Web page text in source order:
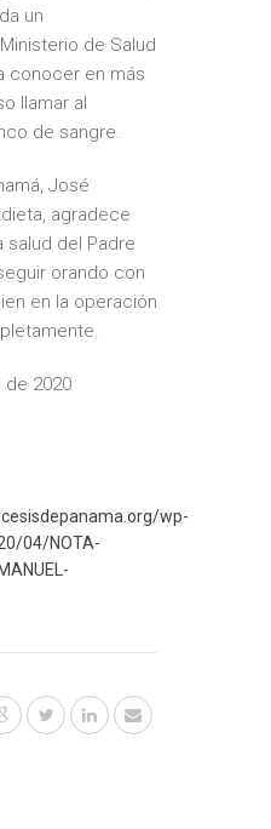
un
de Salud
conocer en más
llamar al
de sangre.
José
agradece
salud del Padre
orando con
en la operación
de 2020
wp-
04/NOTA-